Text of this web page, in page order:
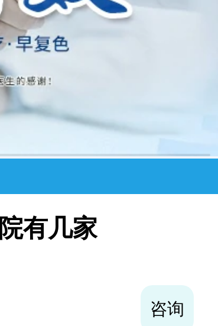
有几家
咨询